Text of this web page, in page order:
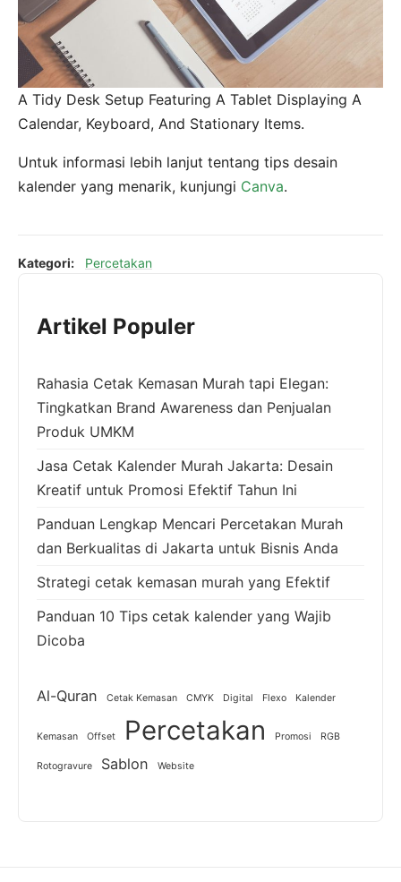
A Tidy Desk Setup Featuring A Tablet Displaying A
Calendar, Keyboard, And Stationary Items.
Untuk informasi lebih lanjut tentang tips desain
kalender yang menarik, kunjungi Canva.
Kategori: Percetakan
Artikel Populer
Rahasia Cetak Kemasan Murah tapi Elegan:
Tingkatkan Brand Awareness dan Penjualan
Produk UMKM
Jasa Cetak Kalender Murah Jakarta: Desain
Kreatif untuk Promosi Efektif Tahun Ini
Panduan Lengkap Mencari Percetakan Murah
dan Berkualitas di Jakarta untuk Bisnis Anda
Strategi cetak kemasan murah yang Efektif
Panduan 10 Tips cetak kalender yang Wajib
Dicoba
Al-Quran Cetak Kemasan CMYK Digital Flexo Kalender
Kemasan Offset Percetakan Promosi RGB
Rotogravure Sablon Website